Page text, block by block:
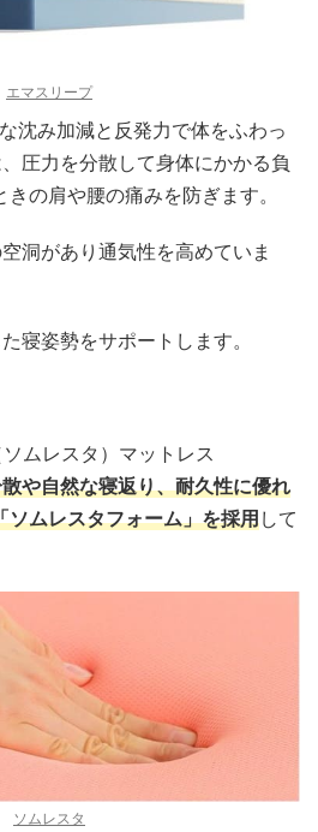
エマスリープ
沈み加減と反発力で体をふわっ
圧力を分散して身体にかかる負
の肩や腰の痛みを防ぎます。
洞があり通気性を高めていま
寝姿勢をサポートします。
ムレスタ）マットレス
や自然な寝返り、耐久性に優れ
ソムレスタフォーム」を採用して
ソムレスタ